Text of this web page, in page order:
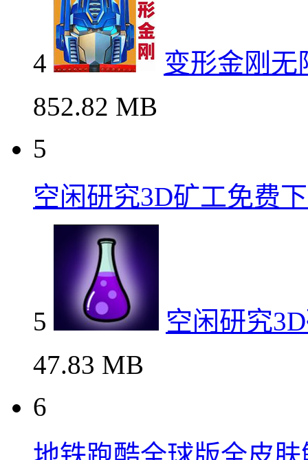
4
变形金刚无
852.82 MB
5
空闲研究3D矿工免费
5
空闲研究
47.83 MB
6